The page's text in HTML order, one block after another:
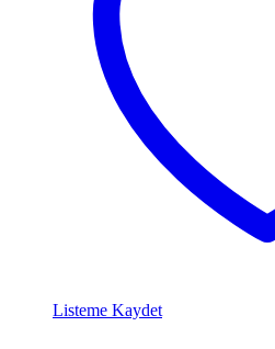
Listeme Kaydet